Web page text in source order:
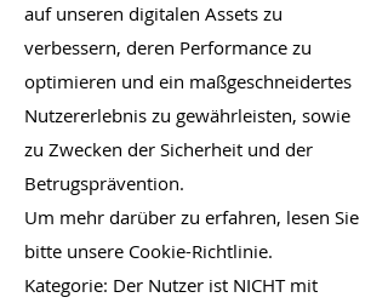
auf unseren digitalen Assets zu
verbessern, deren Performance zu
optimieren und ein maßgeschneidertes
Nutzererlebnis zu gewährleisten, sowie
zu Zwecken der Sicherheit und der
Betrugsprävention.
Um mehr darüber zu erfahren, lesen Sie
bitte unsere Cookie-Richtlinie.
Kategorie: Der Nutzer ist NICHT mit